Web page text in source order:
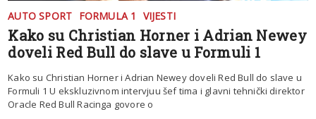
AUTO SPORT FORMULA 1 VIJESTI
Kako su Christian Horner i Adrian Newey
doveli Red Bull do slave u Formuli 1
Kako su Christian Horner i Adrian Newey doveli Red Bull do slave u
Formuli 1 U ekskluzivnom intervjuu šef tima i glavni tehnički direktor
Oracle Red Bull Racinga govore o